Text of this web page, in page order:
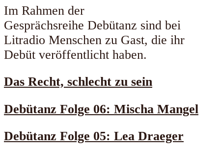
Im Rahmen der
Gesprächsreihe Debütanz sind bei
Litradio Menschen zu Gast, die ihr
Debüt veröffentlicht haben.
Das Recht, schlecht zu sein
Debütanz Folge 06: Mischa Mangel
Debütanz Folge 05: Lea Draeger